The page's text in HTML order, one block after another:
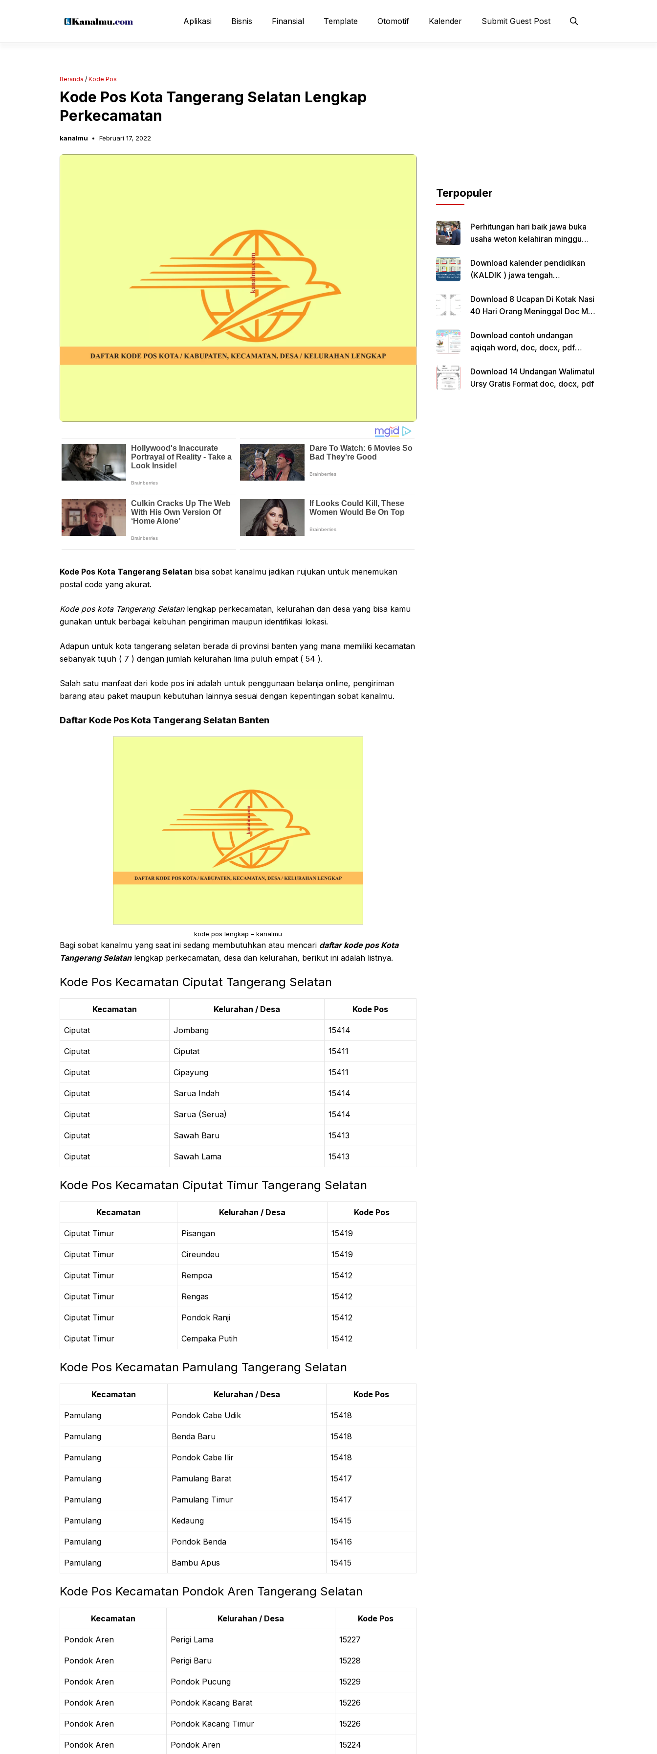
Aplikasi Bisnis Finansial Template Otomotif Kalender Submit Guest Post
Beranda / Kode Pos
Kode Pos Kota Tangerang Selatan Lengkap
Perkecamatan
kanalmu Februari 17, 2022
Kode Pos Kota Tangerang Selatan bisa sobat kanalmu jadikan rujukan untuk menemukan
postal code yang akurat.
Kode pos kota Tangerang Selatanlengkap perkecamatan, kelurahan dan desa yang bisa kamu
gunakan untuk berbagai kebuhan pengiriman maupun identifikasi lokasi.
Adapun untuk kota tangerang selatan berada di provinsi banten yang mana memiliki kecamatan
sebanyak tujuh ( 7 ) dengan jumlah kelurahan lima puluh empat ( 54 ).
Salah satu manfaat dari kode pos ini adalah untuk penggunaan belanja online, pengiriman
barang atau paket maupun kebutuhan lainnya sesuai dengan kepentingan sobat kanalmu.
Daftar Kode Pos Kota Tangerang Selatan Banten
kode pos lengkap – kanalmu
Bagi sobat kanalmu yang saat ini sedang membutuhkan atau mencari daftar kode pos Kota
Tangerang Selatanlengkap perkecamatan, desa dan kelurahan, berikut ini adalah listnya.
Kode Pos Kecamatan Ciputat Tangerang Selatan
Kecamatan Kelurahan / Desa Kode Pos
Ciputat Jombang 15414
Ciputat Ciputat 15411
Ciputat Cipayung 15411
Ciputat Sarua Indah 15414
Ciputat Sarua (Serua) 15414
Ciputat Sawah Baru 15413
Ciputat Sawah Lama 15413
Kode Pos Kecamatan Ciputat Timur Tangerang Selatan
Kecamatan Kelurahan / Desa Kode Pos
Ciputat Timur Pisangan 15419
Ciputat Timur Cireundeu 15419
Ciputat Timur Rempoa 15412
Ciputat Timur Rengas 15412
Ciputat Timur Pondok Ranji 15412
Ciputat Timur Cempaka Putih 15412
Kode Pos Kecamatan Pamulang Tangerang Selatan
Kecamatan Kelurahan / Desa Kode Pos
Pamulang Pondok Cabe Udik 15418
Pamulang Benda Baru 15418
Pamulang Pondok Cabe Ilir 15418
Pamulang Pamulang Barat 15417
Pamulang Pamulang Timur 15417
Pamulang Kedaung 15415
Pamulang Pondok Benda 15416
Pamulang Bambu Apus 15415
Kode Pos Kecamatan Pondok Aren Tangerang Selatan
Kecamatan Kelurahan / Desa Kode Pos
Pondok Aren Perigi Lama 15227
Pondok Aren Perigi Baru 15228
Pondok Aren Pondok Pucung 15229
Pondok Aren Pondok Kacang Barat 15226
Pondok Aren Pondok Kacang Timur 15226
Pondok Aren Pondok Aren 15224
Terpopuler
Perhitungan hari baik jawa buka
usaha weton kelahiran minggu
Download kalender pendidikan
(KALDIK ) jawa tengah
Download 8 Ucapan Di Kotak Nasi
40 Hari Orang Meninggal Doc Ms.
Download contoh undangan
aqiqah word, doc, docx, pdf
Download 14 Undangan Walimatul
Ursy Gratis Format doc, docx, pdf